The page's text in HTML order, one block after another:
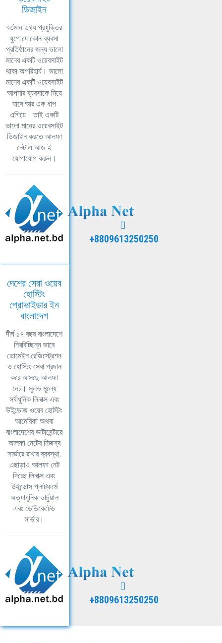
ডিজাইন
বর্তমান তথ্য প্রযুক্তির
যুগে যে কোন ব্যবসা
প্রতিষ্ঠানের জন্য ভালো
মানের একটি ওয়েবসাইট
থাকা অপরিহার্য। ভালো
মানের একটি ওয়েবসাইট
আপনার ব্যবসাকে নিয়ে
যাবে আর এক ধাপ
এগিয়ে। তাই একটি
ভালো মানের ওয়েবসাইট
ডিজাইন করতে আলফা
নেট এ আজ ই
যোগাযোগ করুন।
+8809613250250
দেশের সেরা ওয়েব
হোস্টিং
প্রোভাইডার ইন
বাংলাদেশ
দীর্ঘ ১৭ বছর বাংলাদেশে
নিরবিচ্ছিন্ন ভাবে
ডোমেইন রেজিস্ট্রেশন
ও হোস্টিং সেবা প্রদান
করে আসছে আলফা
নেট। সুলভ মূল্যে
সর্বাধুনিক লিনাক্স এবং
উইন্ডোজ ওয়েব হোস্টিং
আমেরিকা অথবা
বাংলাদেশের ডাটাসেন্টারে
আলফা নেটের নিজস্ব
সার্ভারে রাখার ব্যবস্থা,
এছাড়াও আলফা নেট
দিচ্ছে লিনাক্স এবং
উইন্ডোস প্লাটফর্মে
অত্যাধুনিক ভার্চুয়াল
এবং ডেডিকেটেড
সার্ভার।
+8809613250250